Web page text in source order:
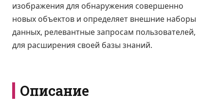
изображения для обнаружения совершенно
новых объектов и определяет внешние наборы
данных, релевантные запросам пользователей,
для расширения своей базы знаний.
Описание